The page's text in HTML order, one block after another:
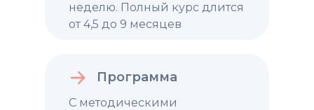
неделю. Полный курс длится
от 4,5 до 9 месяцев
С методическими
Программа